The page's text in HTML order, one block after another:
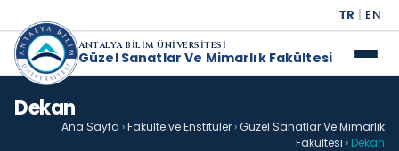
TR | EN
ANTALYA BİLİM ÜNİVERSİTESİ
Güzel Sanatlar Ve Mimarlık Fakültesi
Dekan
Ana Sayfa ›Fakülte ve Enstitüler ›Güzel Sanatlar Ve Mimarlık
Fakültesi › Dekan